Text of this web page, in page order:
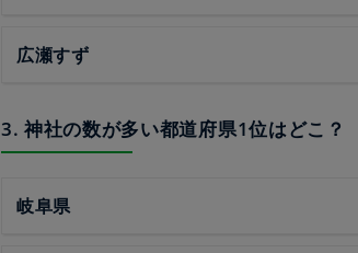
広瀬すず
3. 神社の数が多い都道府県1位はどこ？
岐阜県